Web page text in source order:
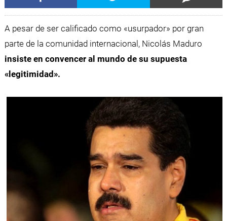
A pesar de ser calificado como «usurpador» por gran
parte de la comunidad internacional, Nicolás Maduro
insiste en convencer al mundo de su supuesta
«legitimidad».